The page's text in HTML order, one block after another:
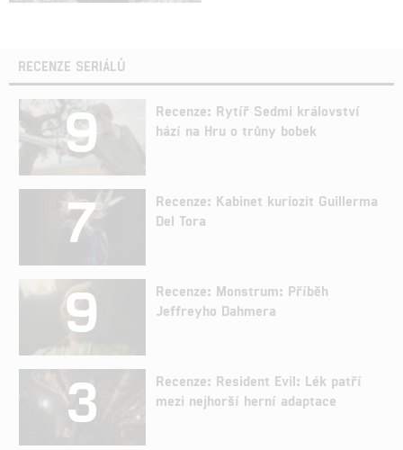
RECENZE SERIÁLŮ
9
Recenze: Rytíř Sedmi království
hází na Hru o trůny bobek
7
Recenze: Kabinet kuriozit Guillerma
Del Tora
9
Recenze: Monstrum: Příběh
Jeffreyho Dahmera
3
Recenze: Resident Evil: Lék patří
mezi nejhorší herní adaptace